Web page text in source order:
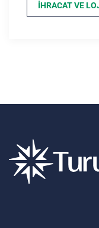
İHRACAT VE